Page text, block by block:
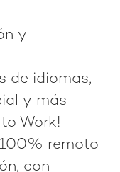
y
de idiomas,
y más
Work!
100% remoto
con